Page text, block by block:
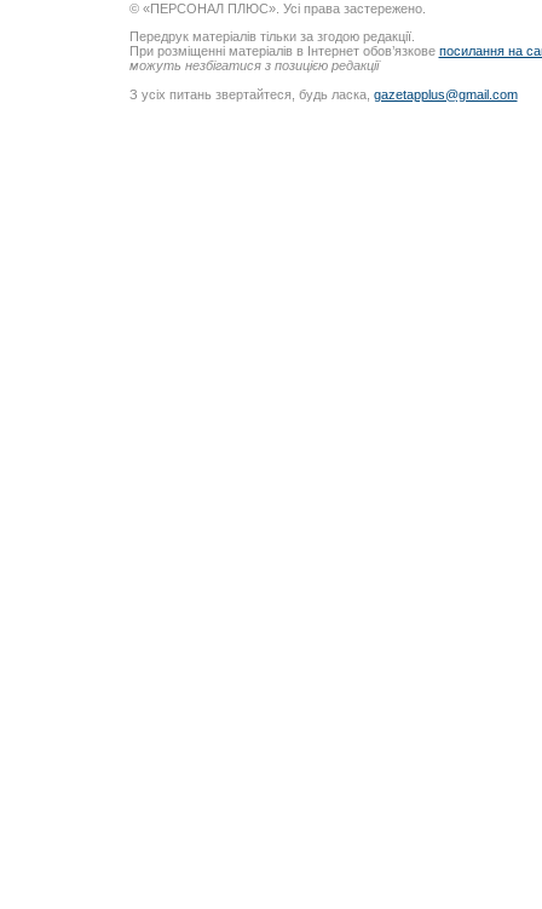
© «ПЕРСОНАЛ ПЛЮС». Усі права застережено.
Передрук матеріалів тільки за згодою редакції.
При розміщенні матеріалів в Інтернет обов’язкове посилання на
можуть незбігатися з позицією редакції
З усіх питань звертайтеся, будь ласка, gazetapplus@gmail.com